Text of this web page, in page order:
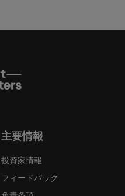
主要情報
投資家情報
フィードバック